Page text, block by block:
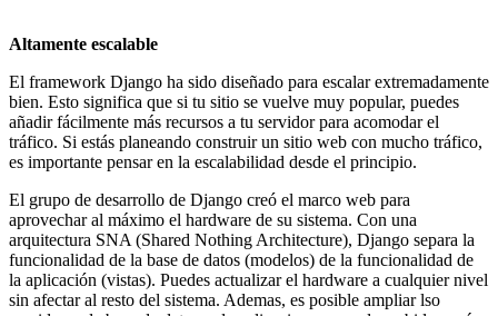
Altamente escalable
El framework Django ha sido diseñado para escalar extremadamente
bien. Esto significa que si tu sitio se vuelve muy popular, puedes
añadir fácilmente más recursos a tu servidor para acomodar el
tráfico. Si estás planeando construir un sitio web con mucho tráfico,
es importante pensar en la escalabilidad desde el principio.
El grupo de desarrollo de Django creó el marco web para
aprovechar al máximo el hardware de su sistema. Con una
arquitectura SNA (Shared Nothing Architecture), Django separa la
funcionalidad de la base de datos (modelos) de la funcionalidad de
la aplicación (vistas). Puedes actualizar el hardware a cualquier nivel
sin afectar al resto del sistema. Ademas, es posible ampliar lso